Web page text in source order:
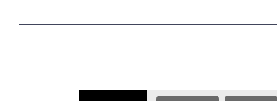
KANNO’A.clinicとは お知らせ